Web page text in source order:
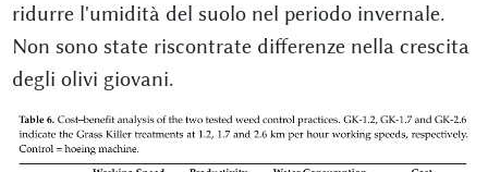
ridurre l'umidità del suolo nel periodo invernale.
Non sono state riscontrate differenze nella crescita
degli olivi giovani.